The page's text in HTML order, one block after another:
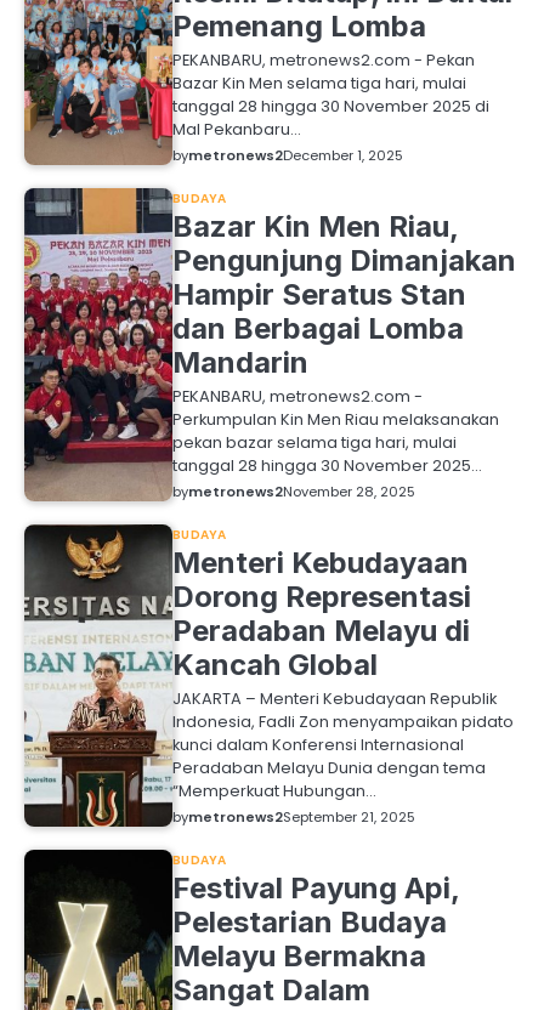
Pemenang Lomba
PEKANBARU, metronews2.com - Pekan
Bazar Kin Men selama tiga hari, mulai
tanggal 28 hingga 30 November 2025 di
Mal Pekanbaru…
bymetronews2December 1, 2025
BUDAYA
Bazar Kin Men Riau,
Pengunjung Dimanjakan
Hampir Seratus Stan
dan Berbagai Lomba
Mandarin
PEKANBARU, metronews2.com -
Perkumpulan Kin Men Riau melaksanakan
pekan bazar selama tiga hari, mulai
tanggal 28 hingga 30 November 2025…
bymetronews2November 28, 2025
BUDAYA
Menteri Kebudayaan
Dorong Representasi
Peradaban Melayu di
Kancah Global
JAKARTA – Menteri Kebudayaan Republik
Indonesia, Fadli Zon menyampaikan pidato
kunci dalam Konferensi Internasional
Peradaban Melayu Dunia dengan tema
“Memperkuat Hubungan…
bymetronews2September 21, 2025
BUDAYA
Festival Payung Api,
Pelestarian Budaya
Melayu Bermakna
Sangat Dalam